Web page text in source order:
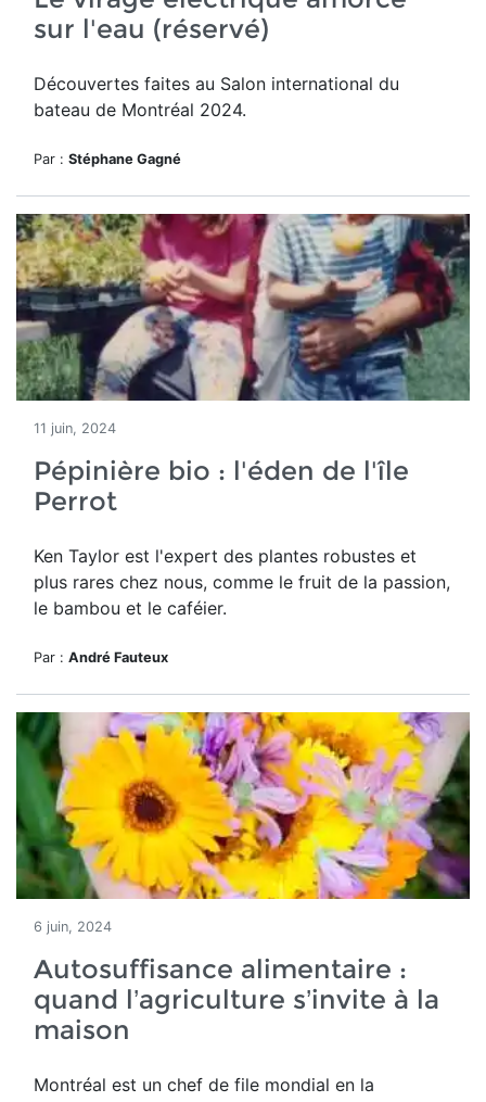
sur l'eau (réservé)
Découvertes faites au Salon international du
bateau de Montréal 2024.
Par : Stéphane Gagné
11 juin, 2024
Pépinière bio : l'éden de l'île
Perrot
Ken Taylor est l'expert des plantes robustes et
plus rares chez nous, comme le fruit de la passion,
le bambou et le caféier.
Par : André Fauteux
6 juin, 2024
Autosuffisance alimentaire :
quand l’agriculture s’invite à la
maison
Montréal est un chef de file mondial en la